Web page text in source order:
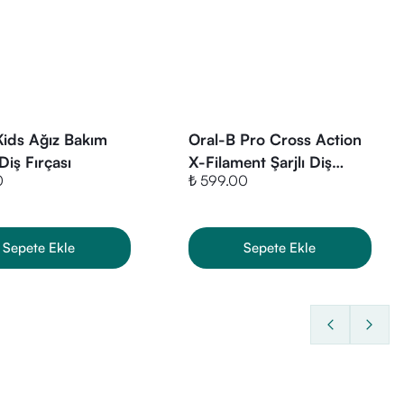
ve şemsiye etkili kılları
yüz çürüklerini önlemek
gerek yoktur. Günde bir
Ağız Bakım
Fırçası
Sepete Ekle
Oral-B Pro Cross Action
X-Filament Şarjlı Diş
Fırçası Yedek Başlığı 2
₺ 599.00
Sepete Ekle